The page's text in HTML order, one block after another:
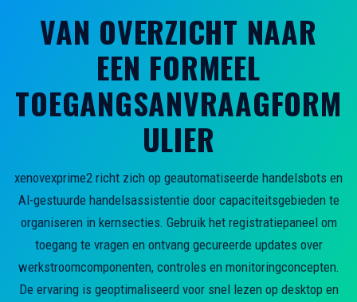
VAN OVERZICHT NAAR
EEN FORMEEL
TOEGANGSANVRAAGFORM
ULIER
xenovexprime2 richt zich op geautomatiseerde handelsbots en
AI-gestuurde handelsassistentie door capaciteitsgebieden te
organiseren in kernsecties. Gebruik het registratiepaneel om
toegang te vragen en ontvang gecureerde updates over
werkstroomcomponenten, controles en monitoringconcepten.
De ervaring is geoptimaliseerd voor snel lezen op desktop en